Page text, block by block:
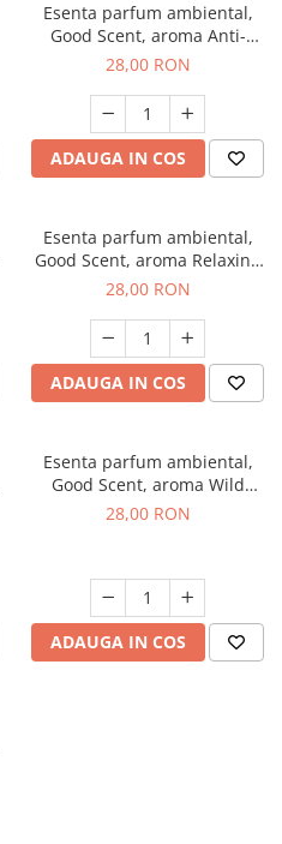
Esenta parfum ambiental,
Good Scent, aroma Anti-
Tobacco, 20 g
28,00 RON
ADAUGA IN COS
Esenta parfum ambiental,
Good Scent, aroma Relaxing
Lavender, 20 g
28,00 RON
ADAUGA IN COS
Esenta parfum ambiental,
Good Scent, aroma Wild
Sailor, 20 g
28,00 RON
ADAUGA IN COS